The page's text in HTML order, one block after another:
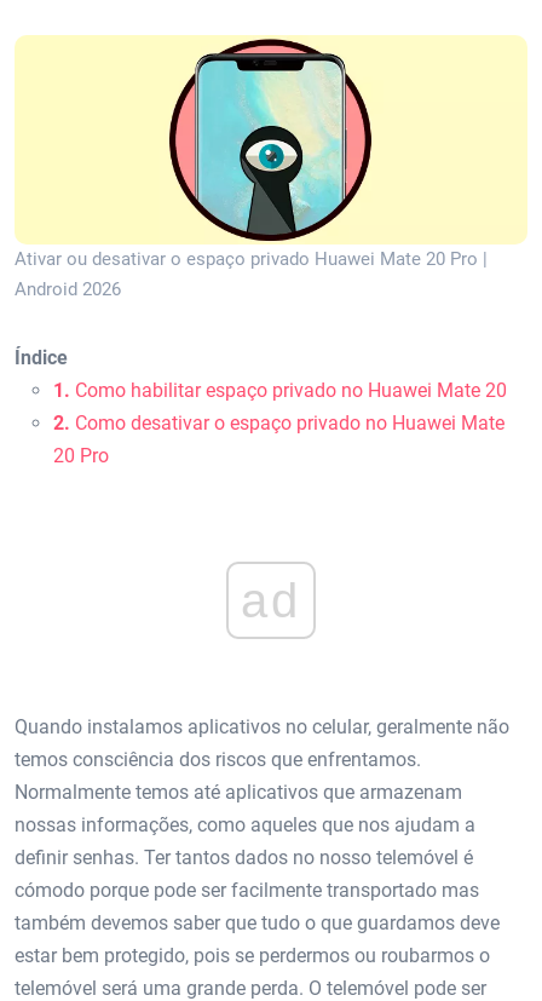
Ativar ou desativar o espaço privado Huawei Mate 20 Pro |
Android 2026
Índice
1. Como habilitar espaço privado no Huawei Mate 20
2. Como desativar o espaço privado no Huawei Mate
20 Pro
ad
Quando instalamos aplicativos no celular, geralmente não
temos consciência dos riscos que enfrentamos.
Normalmente temos até aplicativos que armazenam
nossas informações, como aqueles que nos ajudam a
definir senhas. Ter tantos dados no nosso telemóvel é
cómodo porque pode ser facilmente transportado mas
também devemos saber que tudo o que guardamos deve
estar bem protegido, pois se perdermos ou roubarmos o
telemóvel será uma grande perda. O telemóvel pode ser